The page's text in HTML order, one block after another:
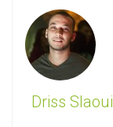
Driss Slaoui